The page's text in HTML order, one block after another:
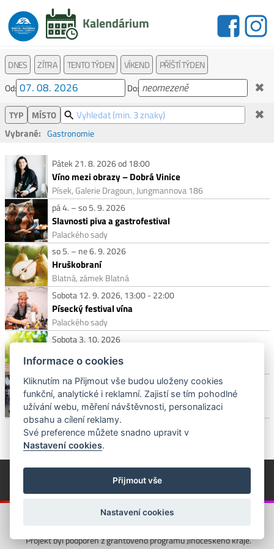
Kalendárium
DNES ZÍTRA TENTO TÝDEN VÍKEND
PŘÍŠTÍ TÝDEN
Od:
Do: ✖
TYP MÍSTO ✖
Vybrané: Gastronomie
Pátek 21. 8. 2026 od 18:00
Víno mezi obrazy – Dobrá Vinice
Písek, Galerie Dragoun, Jungmannova 186
pá 4. – so 5. 9. 2026
Slavnosti piva a gastrofestival
Palackého sady
so 5. – ne 6. 9. 2026
Hruškobraní
Blatná, zámek Blatná
Sobota 12. 9. 2026, 13:00 - 22:00
Písecký festival vína
Palackého sady
Sobota 3. 10. 2026
Palackého sady
Sobota 17. 10. 2026
Posvícení s Písečanem
Semice, hostinec U Báby Lišků
© Píseckem / Kalendárium (Změna programu vyhrazena!)
(Cookies)
© 2018 - 2026 Realizace a správa webu:
Projekt byl podpořen z grantového programu Jihočeského kraje.
Informace o cookies
Kliknutím na Přijmout vše budou uloženy cookies
funkční, analytické i reklamní. Zajistí se tím pohodlné
užívání webu, měření návštěvnosti, personalizaci
obsahu a cílení reklamy.
Své preference můžete snadno upravit v
Nastavení cookies.
Přijmout vše
Nastavení cookies